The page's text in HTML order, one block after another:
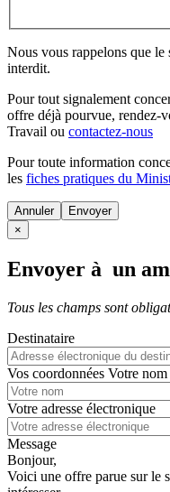
Nous vous rappelons que le
interdit.
Pour tout signalement
offre déjà pourvue, rendez-
Travail ou contactez-nous
Pour toute information
les fiches pratiques du
Annuler
×
Envoyer à un
Tous les champs sont
Destinataire
Vos coordonnées Votre nom
Votre adresse électronique
Message
Bonjour,
Voici une offre parue sur le